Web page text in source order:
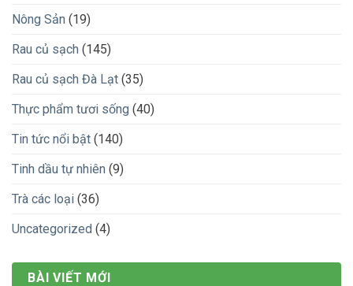
Nông Sản (19)
Rau củ sạch (145)
Rau củ sạch Đà Lạt (35)
Thực phẩm tươi sống (40)
Tin tức nổi bật (140)
Tinh dầu tự nhiên (9)
Trà các loại (36)
Uncategorized (4)
BÀI VIẾT MỚI